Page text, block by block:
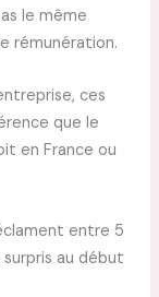
le même
rémunération.
ces
que le
en France ou
entre 5
surpris au début